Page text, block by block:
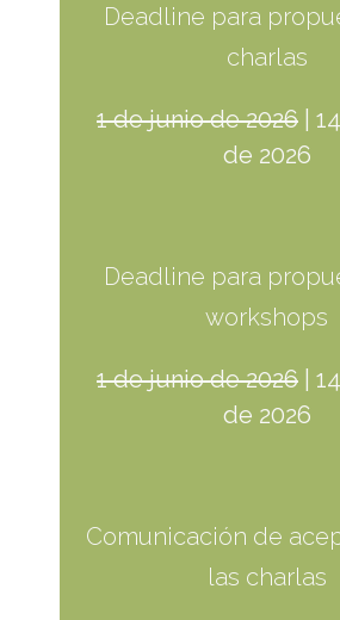
Deadline para
charlas
1 de junio de 2026|
de 2026
Deadline para
workshops
1 de junio de 2026|
de 2026
Comunicación de
las charlas